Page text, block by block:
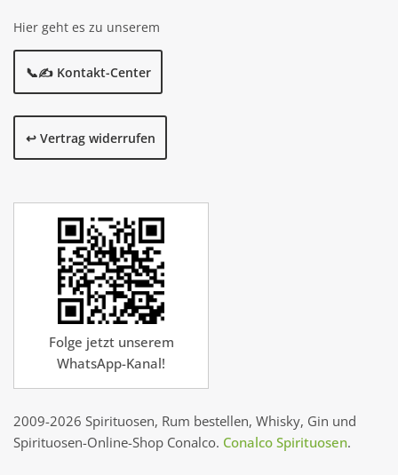
Hier geht es zu unserem
📞✍️ Kontakt-Center
↩️ Vertrag widerrufen
Folge jetzt unserem
WhatsApp-Kanal!
2009-2026 Spirituosen, Rum bestellen, Whisky, Gin und
Spirituosen-Online-Shop Conalco. Conalco Spirituosen.